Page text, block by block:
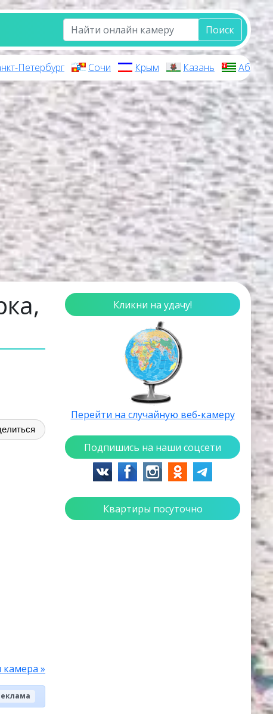
Поиск
Петербург Сочи Крым Казань
»
Кликни на удачу!
Перейти на случайную веб-камеру
Подпишись на наши соцсети
Квартиры посуточно